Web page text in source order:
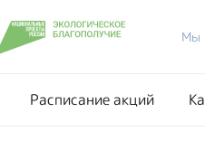
Мы
Расписание акций
Новости О нас